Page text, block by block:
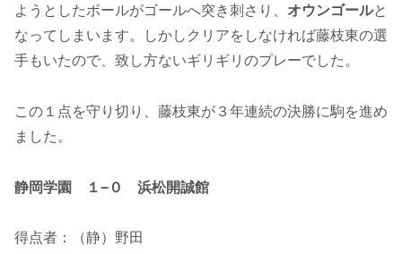
ようとしたボールがゴールへ突き刺さり、 オウンゴールと
なってしまいます。しかしクリアをしなければ藤枝東の選
手もいたので、致し方ないギリギリのプレーでした。
この１点を守り切り、藤枝東が３年連続の決勝に駒を進め
ました。
静岡学園 １−０ 浜松開誠館
得点者：（静）野田